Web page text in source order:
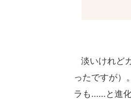
淡いけれど
ったですが）
ラも......と進